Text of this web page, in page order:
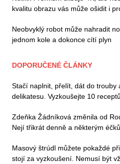
kvalitu obrazu vás může ošidit i
Neobvyklý robot může nahradit
jednom kole a dokonce cítí plyn
DOPORUČENÉ ČLÁNKY
Stačí naplnit, přelít, dát do trouby
delikatesu. Vyzkoušejte 10
Zdeňka Žádníková změnila od
Nejí třikrát denně a některým
Masový štrúdl můžete pokaždé
stojí za vyzkoušení. Nemusí být